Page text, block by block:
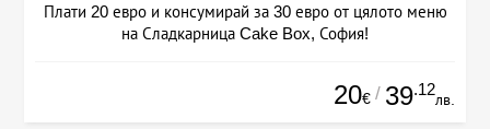
Плати 20 евро и консумирай за 30 евро от цялото меню
на Сладкарница Cake Box, София!
20€ / 39.12
лв.